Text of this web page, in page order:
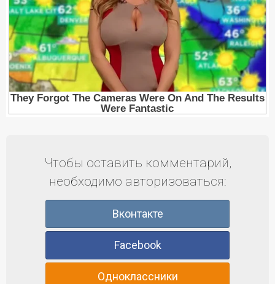
Чтобы оставить комментарий,
необходимо авторизоваться:
Вконтакте
Facebook
Одноклассники